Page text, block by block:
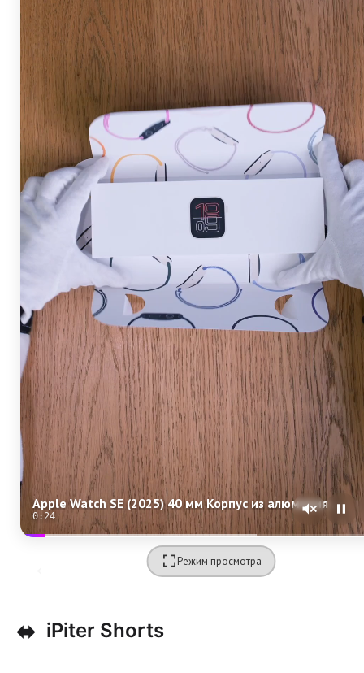
Apple Watch SE (2025) 40 мм Корпус из алюминия «Starlight» Спортивный ремешок S/M «Starlight»
0:22
Режим просмотра
⬌ iPiter Shorts